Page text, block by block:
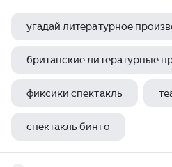
угадай литературное
британские литературные
фиксики спектакль
спектакль бинго